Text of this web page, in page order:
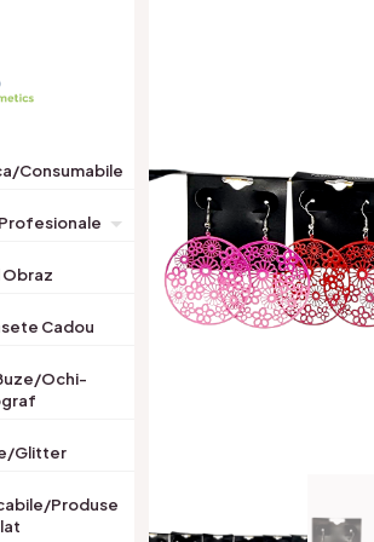
Consumabile
Obraz
Cadou
Ochi-
Glitter
Produse